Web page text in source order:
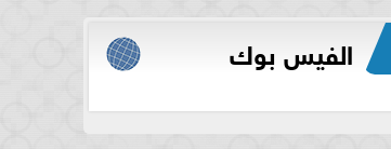
الفيس بوك